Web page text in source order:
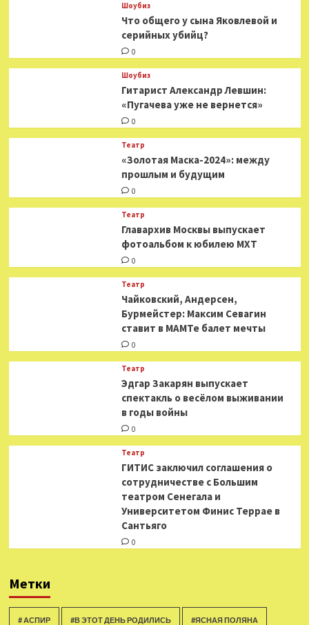
Шоубиз
Что общего у сына Яковлевой и
серийных убийц?
0
Шоубиз
Гитарист Александр Левшин:
«Пугачева уже не вернется»
0
Театр
«Золотая Маска-2024»: между
прошлым и будущим
0
Театр
​​Главархив Москвы выпускает
фотоальбом к юбилею МХТ
0
Театр
​​Чайковский, Андерсен,
Бурмейстер: Максим Севагин
ставит в МАМТе балет мечты
0
Театр
Эдгар Закарян выпускает
спектакль о весёлом выживании
в годы войны
0
Театр
ГИТИС заключил соглашения о
сотрудничестве с Большим
театром Сенегала и
Университетом Финис Террае в
Сантьяго
0
Метки
# АСПИР #В ЭТОТ ДЕНЬ РОДИЛИСЬ #ЯСНАЯ ПОЛЯНА